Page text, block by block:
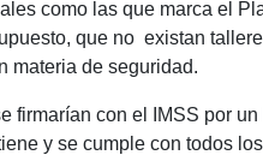
como las que marca el
que no existan
materia de seguridad.
firmarían con el IMSS por
y se cumple con todos